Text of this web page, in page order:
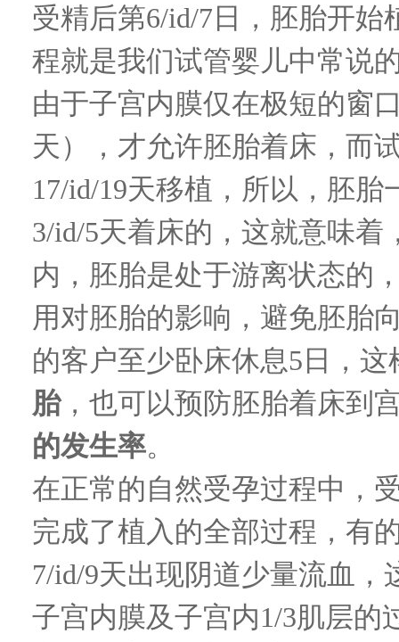
受精后第6/id/7日，胚胎开始
程就是我们试管婴儿中常说
由于子宫内膜仅在极短的窗
天），才允许胚胎着床，而
17/id/19天移植，所以，胚胎
3/id/5天着床的，这就意味着
内，胚胎是处于游离状态的
用对胚胎的影响，避免胚胎
的客户至少卧床休息5日，这
胎，也可以预防胚胎着床到
的发生率。
在正常的自然受孕过程中，
完成了植入的全部过程，有
7/id/9天出现阴道少量流血，
子宫内膜及子宫内1/3肌层的